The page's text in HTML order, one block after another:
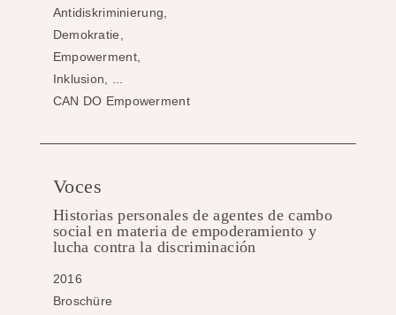
Antidiskriminierung,
Demokratie,
Empowerment,
Inklusion, ...
CAN DO Empowerment
Voces
Historias personales de agentes de cambo
social en materia de empoderamiento y
lucha contra la discriminación
2016
Broschüre